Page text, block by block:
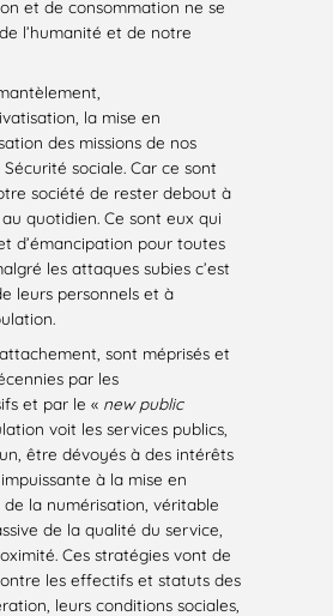
et de consommation ne se
l’humanité et de notre
la mise en
des missions de nos
sociale. Car ce sont
société de rester debout à
quotidien. Ce sont eux qui
d’émancipation pour toutes
les attaques subies c’est
leurs personnels et à
sont méprisés et
par les
et par le « new public
voit les services publics,
être dévoyés à des intérêts
à la mise en
la numérisation, véritable
de la qualité du service,
Ces stratégies vont de
les effectifs et statuts des
leurs conditions sociales,